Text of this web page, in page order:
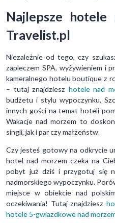
Najlepsze hotele
Travelist.pl
Niezależnie od tego, czy
zapleczem SPA, wyżywieniem i
kameralnego hotelu boutique z
– tutaj znajdziesz hotele nad
budżetu i stylu wypoczynku.
innych gości na temat hoteli
Wakacje nad morzem to
singli, jak i par czy małżeństw.
Czy jesteś gotowy na odkrycie
hotel nad morzem czeka na
pobyt już dziś i przygotuj się
nadmorskiego wypoczynku.
miejsce w obiekcie nad
oczekiwania! Tutaj znajdziesz
hotele 5-gwiazdkowe nad